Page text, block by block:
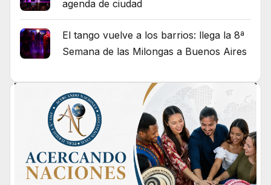
agenda de ciudad
El tango vuelve a los barrios: llega la 8ª
Semana de las Milongas a Buenos Aires